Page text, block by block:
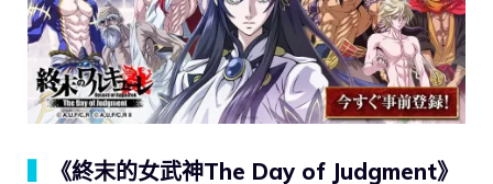
《終末的女武神The Day of Judgment》